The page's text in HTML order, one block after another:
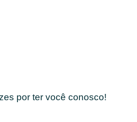
por ter você conosco!